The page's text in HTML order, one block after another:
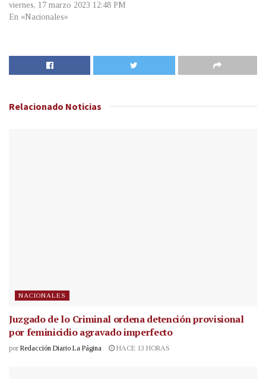
viernes, 17 marzo 2023 12:48 PM
En «Nacionales»
Relacionado Noticias
NACIONALES
Juzgado de lo Criminal ordena detención provisional
por feminicidio agravado imperfecto
por Redacción Diario La Página HACE 13 HORAS